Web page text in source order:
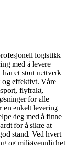
logistikk
med å levere
et stort nettverk
og effektivt. Våre
flyfrakt,
for alle
en enkelt levering
deg med å finne
for å sikre at
stand. Ved hvert
og miljøvennlighet